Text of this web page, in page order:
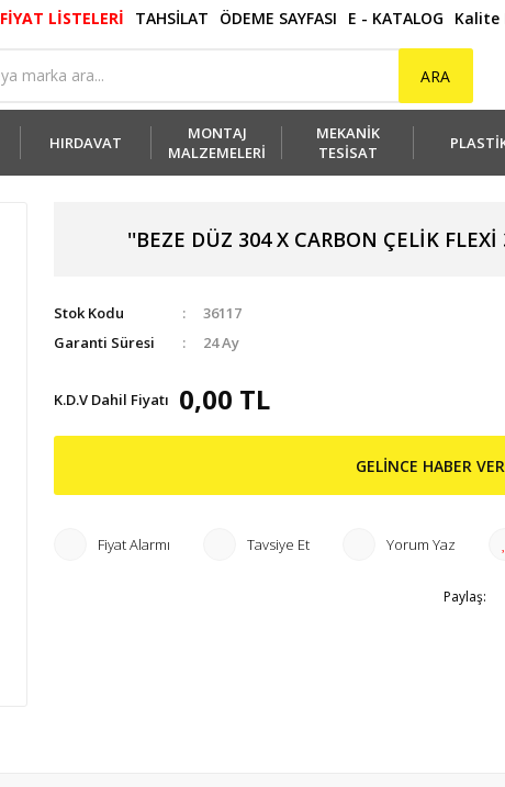
FİYAT LİSTELERİ TAHSİLAT ÖDEME SAYFASI E - KATALOG Kalite
ARA
HIRDAVAT
MONTAJ
MALZEMELERİ
MEKANİK
TESİSAT
''BEZE DÜZ 304 X CARBON ÇELİK
Stok Kodu
36117
Garanti Süresi
24 Ay
K.D.V Dahil Fiyatı 0,00 TL
GELİNCE HABER VER
Fiyat Alarmı Tavsiye Et Yorum Yaz
Paylaş: